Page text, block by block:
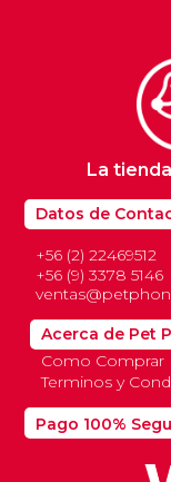
Pago 100%
Datos de
+56 (2) 22469512
+56 (9) 3378 5146
La
Acerca de Pet
Como Comprar
Terminos y